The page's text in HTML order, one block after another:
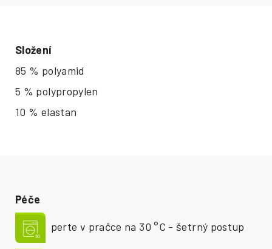
Péče
perte v pračce na 30 °C - šetrný postup
Složení
85 % polyamid
5 % polypropylen
10 % elastan